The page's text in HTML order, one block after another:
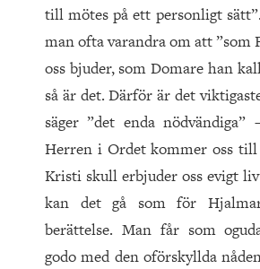
till mötes på ett personligt
man ofta varandra om att ”som
oss bjuder, som Domare han
så är det. Därför är det
säger ”det enda nödvändiga”
Herren i Ordet kommer oss
Kristi skull erbjuder oss evigt
kan det gå som för
berättelse. Man får som
godo med den oförskyllda